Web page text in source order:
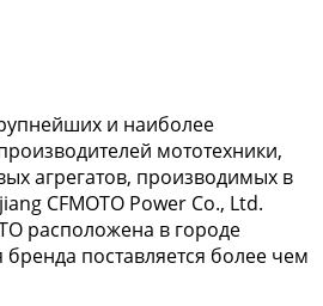
и наиболее
мототехники,
агрегатов, производимых в
CFMOTO Power Co., Ltd.
расположена в городе
поставляется более чем